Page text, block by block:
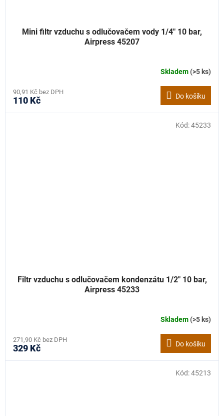
Mini filtr vzduchu s odlučovačem vody 1/4" 10 bar,
Airpress 45207
Skladem(>5 ks)
90,91 Kč bez DPH
110 Kč Do košíku
Filtr vzduchu s odlučovačem kondenzátu 1/2" 10 bar,
Airpress 45233
Skladem(>5 ks)
271,90 Kč bez DPH
329 Kč Do košíku
Kód:45233
Kód:45213